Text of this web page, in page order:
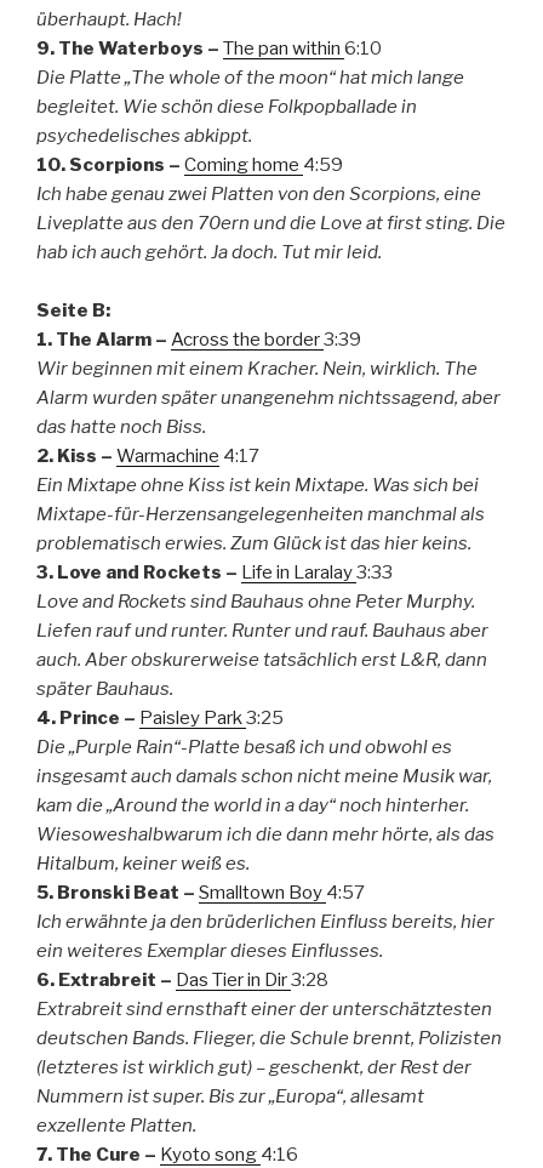
überhaupt. Hach!
9. The Waterboys – The pan within 6:10
Die Platte „The whole of the moon“ hat mich lange
begleitet. Wie schön diese Folkpopballade in
psychedelisches abkippt.
10. Scorpions – Coming home 4:59
Ich habe genau zwei Platten von den Scorpions, eine
Liveplatte aus den 70ern und die Love at first sting. Die
hab ich auch gehört. Ja doch. Tut mir leid.
Seite B:
1. The Alarm – Across the border3:39
Wir beginnen mit einem Kracher. Nein, wirklich. The
Alarm wurden später unangenehm nichtssagend, aber
das hatte noch Biss.
2. Kiss – Warmachine 4:17
Ein Mixtape ohne Kiss ist kein Mixtape. Was sich bei
Mixtape-für-Herzensangelegenheiten manchmal als
problematisch erwies. Zum Glück ist das hier keins.
3. Love and Rockets – Life in Laralay3:33
Love and Rockets sind Bauhaus ohne Peter Murphy.
Liefen rauf und runter. Runter und rauf. Bauhaus aber
auch. Aber obskurerweise tatsächlich erst L&R, dann
später Bauhaus.
4. Prince – Paisley Park3:25
Die „Purple Rain“-Platte besaß ich und obwohl es
insgesamt auch damals schon nicht meine Musik war,
kam die „Around the world in a day“ noch hinterher.
Wiesoweshalbwarum ich die dann mehr hörte, als das
Hitalbum, keiner weiß es.
5. Bronski Beat – Smalltown Boy 4:57
Ich erwähnte ja den brüderlichen Einfluss bereits, hier
ein weiteres Exemplar dieses Einflusses.
6. Extrabreit – Das Tier in Dir3:28
Extrabreit sind ernsthaft einer der unterschätztesten
deutschen Bands. Flieger, die Schule brennt, Polizisten
(letzteres ist wirklich gut) – geschenkt, der Rest der
Nummern ist super. Bis zur „Europa“, allesamt
exzellente Platten.
7. The Cure – Kyoto song 4:16